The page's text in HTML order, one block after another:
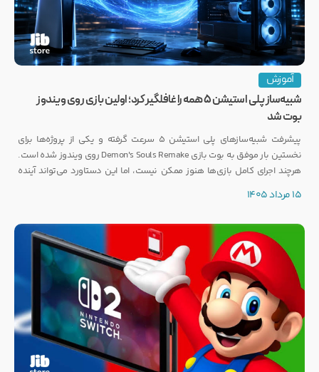
آموزش
شبیه‌ساز پلی استیشن ۵ همه را غافلگیر کرد؛ اولین بازی روی ویندوز
بوت شد
پیشرفت شبیه‌سازهای پلی استیشن ۵ سرعت گرفته و یکی از پروژه‌ها برای
نخستین بار موفق به بوت بازی Demon's Souls Remake روی ویندوز شده است.
هرچند اجرای کامل بازی‌ها هنوز ممکن نیست، اما این دستاورد می‌تواند آینده
15 مرداد 1405